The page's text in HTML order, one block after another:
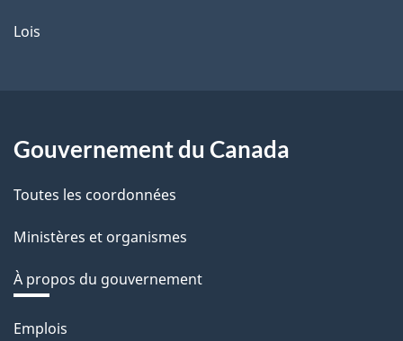
Lois
Gouvernement du Canada
Toutes les coordonnées
Ministères et organismes
À propos du gouvernement
Thèmes
Emplois